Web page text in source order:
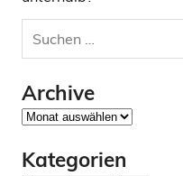
Archive
Archive
Kategorien